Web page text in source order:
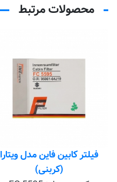
محصولات مرتبط
فیلتر کابین فاین مدل ویتارا
(کربنی)